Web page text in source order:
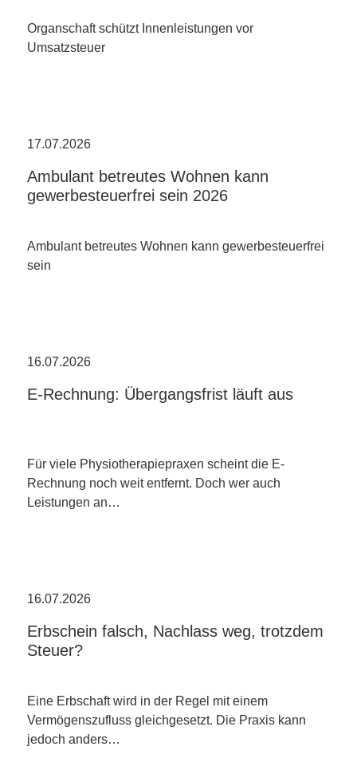
Organschaft schützt Innenleistungen vor
Umsatzsteuer
17.07.2026
Ambulant betreutes Wohnen kann
gewerbesteuerfrei sein 2026
Ambulant betreutes Wohnen kann gewerbesteuerfrei
sein
16.07.2026
E-Rechnung: Übergangsfrist läuft aus
Für viele Physiotherapiepraxen scheint die E-
Rechnung noch weit entfernt. Doch wer auch
Leistungen an…
16.07.2026
Erbschein falsch, Nachlass weg, trotzdem
Steuer?
Eine Erbschaft wird in der Regel mit einem
Vermögenszufluss gleichgesetzt. Die Praxis kann
jedoch anders…